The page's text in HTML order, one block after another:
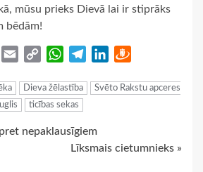
mūsu prieks Dievā lai ir stiprāks
bēdām!
Threads
Email
Copy
WhatsApp
TelegramLinkedIn
Dieva žēlastība
Svēto Rakstu apceres
ticības sekas
nepaklausīgiem
Līksmais cietumnieks »